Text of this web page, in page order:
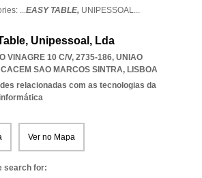
...EASY TABLE, UNIPESSOAL...
Unipessoal, Lda
VINAGRE 10 C/V, 2735-186, UNIAO
SAO MARCOS SINTRA, LISBOA
relacionadas com as tecnologias da
Ver no Mapa
search for: